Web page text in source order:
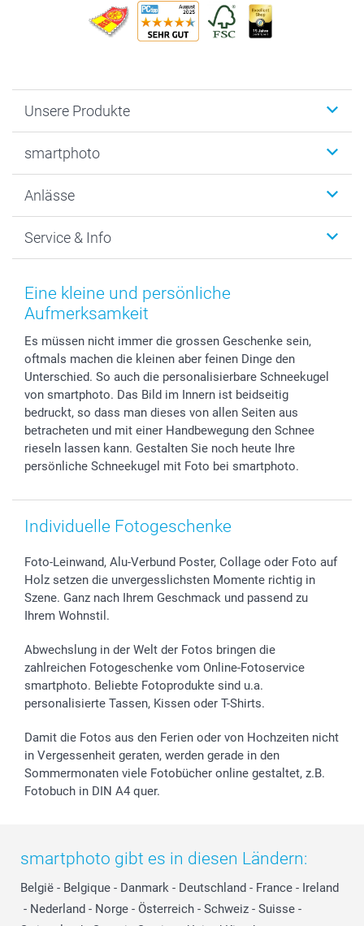
Unsere Produkte
Fotogeschenke
MyNameBook
Fotoabzüge, Fotos als Buch & Poster
Zubehör & Material
Foto-Kalender & Agenden
Geschenk-Gutscheine (PDF)
smartphoto
Warum smartphoto
Datenschutz
AGB
Impressum
Partnerprogramme
Investor Relations
B2B smartbusiness
Widerrufsrecht
Anlässe
Neujahr
Muttertag
Vatertag
Hochzeit
Geburtstag
Geburt
Zu allen Anlässen
Service & Info
Preise und Versandkosten
Lieferfristen
Zahlungsmöglichkeiten
Anmelden /Registrieren
Sitemap
Status der Bestellung
smartfriends
smartgarantie
smartbonus
Eine kleine und persönliche
Aufmerksamkeit
Es müssen nicht immer die grossen Geschenke sein,
oftmals machen die kleinen aber feinen Dinge den
Unterschied. So auch die personalisierbare Schneekugel
von smartphoto. Das Bild im Innern ist beidseitig
bedruckt, so dass man dieses von allen Seiten aus
betracheten und mit einer Handbewegung den Schnee
rieseln lassen kann. Gestalten Sie noch heute Ihre
persönliche Schneekugel mit Foto bei smartphoto.
Individuelle Fotogeschenke
Foto-Leinwand, Alu-Verbund Poster, Collage oder Foto auf
Holz setzen die unvergesslichsten Momente richtig in
Szene. Ganz nach Ihrem Geschmack und passend zu
Ihrem Wohnstil.
Abwechslung in der Welt der Fotos bringen die
zahlreichen Fotogeschenke vom Online-Fotoservice
smartphoto. Beliebte Fotoprodukte sind u.a.
personalisierte Tassen, Kissen oder T-Shirts.
Damit die Fotos aus den Ferien oder von Hochzeiten nicht
in Vergessenheit geraten, werden gerade in den
Sommermonaten viele Fotobücher online gestaltet, z.B.
Fotobuch in DIN A4 quer.
smartphoto gibt es in diesen Ländern:
België - Belgique - Danmark - Deutschland - France - Ireland
- Nederland - Norge - Österreich - Schweiz - Suisse -